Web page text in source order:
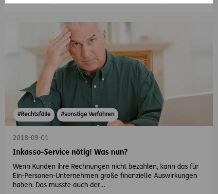
#Rechtsfälle #sonstige Verfahren
2018-09-01
Inkasso-Service nötig! Was nun?
Wenn Kunden ihre Rechnungen nicht bezahlen, kann das für
Ein-Personen-Unternehmen große finanzielle Auswirkungen
haben. Das musste auch der…